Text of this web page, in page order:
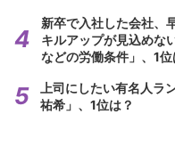
新卒で入社した会社
キルアップが見込めな
などの労働条件」、1位
上司にしたい有名人
祐希」、1位は？